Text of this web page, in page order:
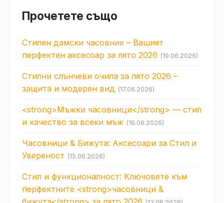
Прочетете също
Стилен дамски часовник – Вашият
перфектен аксесоар за лято 2026 (19.06.2026)
Стилни слънчеви очила за лято 2026 –
защита и модерен вид (17.06.2026)
<strong>Мъжки часовници</strong> — стил
и качество за всеки мъж (16.06.2026)
Часовници & Бижута: Аксесоари за Стил и
Увереност (15.06.2026)
Стил и функционалност: Ключовете към
перфектните <strong>часовници &